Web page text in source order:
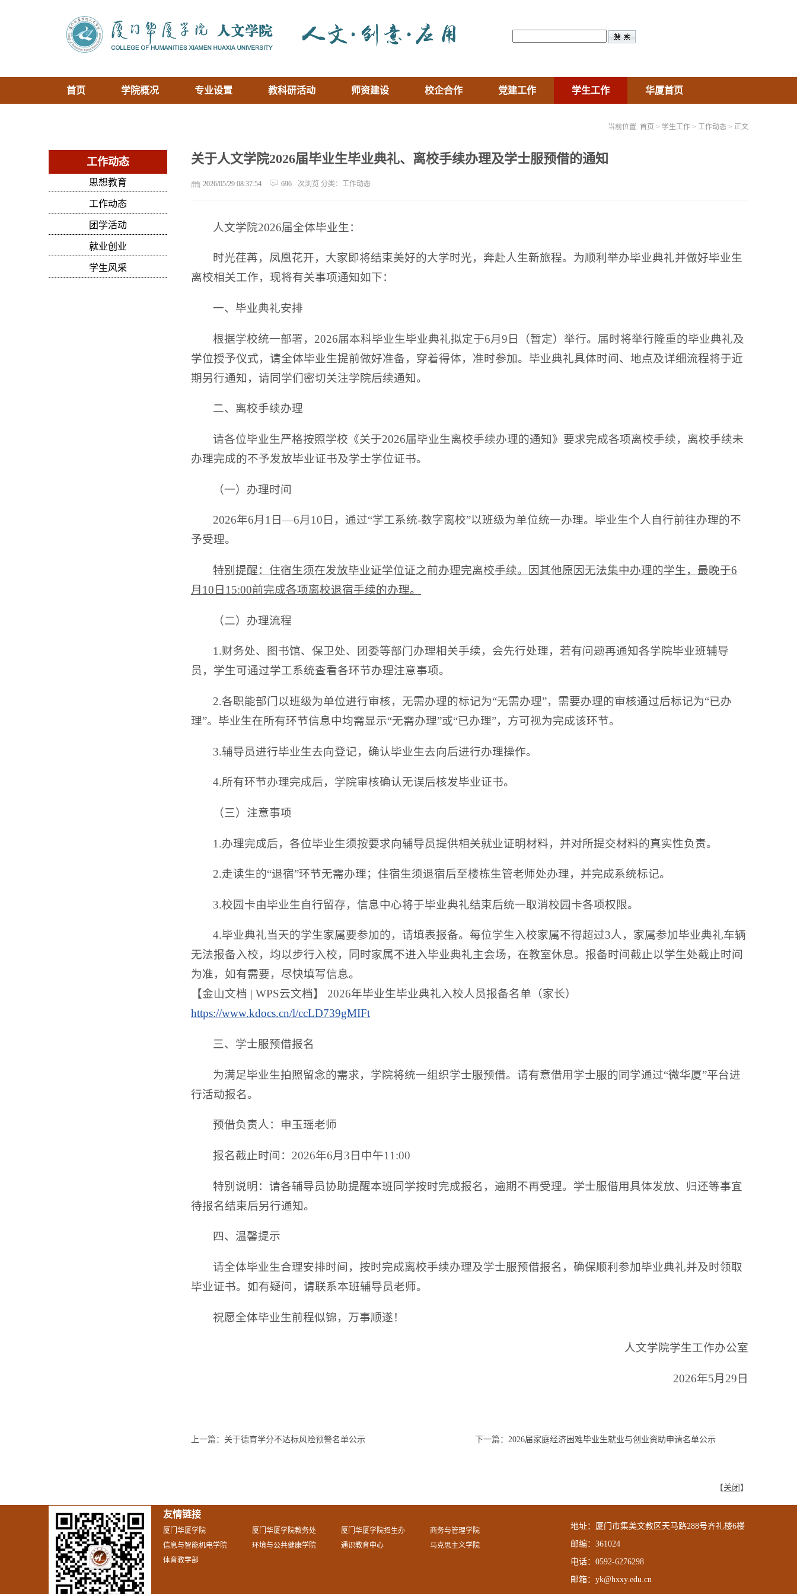
首页 学院概况 专业设置 教科研活动 师资建设 校企合作 党建工作 学生工作 华厦首页
当前位置: 首页 > 学生工作 > 工作动态 > 正文
工作动态
思想教育
工作动态
团学活动
就业创业
学生风采
关于人文学院2026届毕业生毕业典礼、离校手续办理及学士服预借的通知
2026/05/29 08:37:54 696 次浏览 分类：工作动态
人文学院2026届全体毕业生：
时光荏苒，凤凰花开，大家即将结束美好的大学时光，奔赴人生新旅程。为顺利举办毕业典礼并做好毕业生
离校相关工作，现将有关事项通知如下：
一、毕业典礼安排
根据学校统一部署，2026届本科毕业生毕业典礼拟定于6月9日（暂定）举行。届时将举行隆重的毕业典礼及
学位授予仪式，请全体毕业生提前做好准备，穿着得体，准时参加。毕业典礼具体时间、地点及详细流程将于近
期另行通知，请同学们密切关注学院后续通知。
二、离校手续办理
请各位毕业生严格按照学校《关于2026届毕业生离校手续办理的通知》要求完成各项离校手续，离校手续未
办理完成的不予发放毕业证书及学士学位证书。
（一）办理时间
2026年6月1日—6月10日，通过“学工系统-数字离校”以班级为单位统一办理。毕业生个人自行前往办理的不
予受理。
特别提醒：住宿生须在发放毕业证学位证之前办理完离校手续。因其他原因无法集中办理的学生，最晚于6
月10日15:00前完成各项离校退宿手续的办理。
（二）办理流程
1.财务处、图书馆、保卫处、团委等部门办理相关手续，会先行处理，若有问题再通知各学院毕业班辅导
员，学生可通过学工系统查看各环节办理注意事项。
2.各职能部门以班级为单位进行审核，无需办理的标记为“无需办理”，需要办理的审核通过后标记为“已办
理”。毕业生在所有环节信息中均需显示“无需办理”或“已办理”，方可视为完成该环节。
3.辅导员进行毕业生去向登记，确认毕业生去向后进行办理操作。
4.所有环节办理完成后，学院审核确认无误后核发毕业证书。
（三）注意事项
1.办理完成后，各位毕业生须按要求向辅导员提供相关就业证明材料，并对所提交材料的真实性负责。
2.走读生的“退宿”环节无需办理；住宿生须退宿后至楼栋生管老师处办理，并完成系统标记。
3.校园卡由毕业生自行留存，信息中心将于毕业典礼结束后统一取消校园卡各项权限。
4.毕业典礼当天的学生家属要参加的，请填表报备。每位学生入校家属不得超过3人，家属参加毕业典礼车辆
无法报备入校，均以步行入校，同时家属不进入毕业典礼主会场，在教室休息。报备时间截止以学生处截止时间
为准，如有需要，尽快填写信息。
【金山文档 | WPS云文档】 2026年毕业生毕业典礼入校人员报备名单（家长）
https://www.kdocs.cn/l/ccLD739gMIFt
三、学士服预借报名
为满足毕业生拍照留念的需求，学院将统一组织学士服预借。请有意借用学士服的同学通过“微华厦”平台进
行活动报名。
预借负责人：申玉瑶老师
报名截止时间：2026年6月3日中午11:00
特别说明：请各辅导员协助提醒本班同学按时完成报名，逾期不再受理。学士服借用具体发放、归还等事宜
待报名结束后另行通知。
四、温馨提示
请全体毕业生合理安排时间，按时完成离校手续办理及学士服预借报名，确保顺利参加毕业典礼并及时领取
毕业证书。如有疑问，请联系本班辅导员老师。
祝愿全体毕业生前程似锦，万事顺遂！
人文学院学生工作办公室
2026年5月29日
上一篇： 关于德育学分不达标风险预警名单公示 下一篇： 2026届家庭经济困难毕业生就业与创业资助申请名单公示
【关闭】
友情链接
厦门华厦学院 厦门华厦学院教务处 厦门华厦学院招生办
商务与管理学院
信息与智能机电学院
环境与公共健康学院 通识教育中心
马克思主义学院
体育教学部
地址：厦门市集美文教区天马路288号齐礼楼6楼
邮编：361024
电话：0592-6276298
邮箱：yk@hxxy.edu.cn